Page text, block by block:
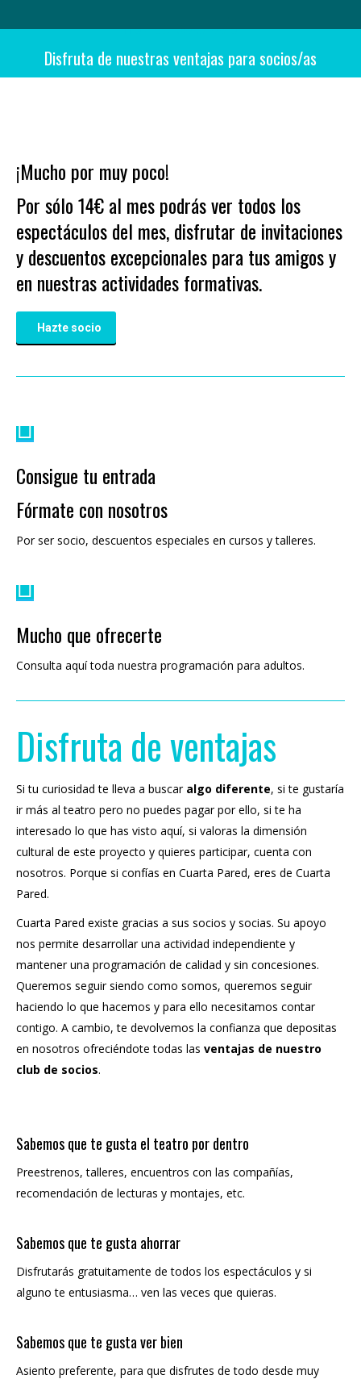
Hazte socio/a
Disfruta de nuestras ventajas para socios/as
¡Mucho por muy poco!
Por sólo 14€ al mes podrás ver todos los
espectáculos del mes, disfrutar de invitaciones
y descuentos excepcionales para tus amigos y
en nuestras actividades formativas.
Hazte socio
Consigue tu entrada
Fórmate con nosotros
Por ser socio, descuentos especiales en cursos y talleres.
Mucho que ofrecerte
Consulta aquí toda nuestra programación para adultos.
Disfruta de ventajas
Si tu curiosidad te lleva a buscar algo diferente, si te gustaría
ir más al teatro pero no puedes pagar por ello, si te ha
interesado lo que has visto aquí, si valoras la dimensión
cultural de este proyecto y quieres participar, cuenta con
nosotros. Porque si confías en Cuarta Pared, eres de Cuarta
Pared.
Cuarta Pared existe gracias a sus socios y socias. Su apoyo
nos permite desarrollar una actividad independiente y
mantener una programación de calidad y sin concesiones.
Queremos seguir siendo como somos, queremos seguir
haciendo lo que hacemos y para ello necesitamos contar
contigo. A cambio, te devolvemos la confianza que depositas
en nosotros ofreciéndote todas las ventajas de nuestro
club de socios.
Sabemos que te gusta el teatro por dentro
Preestrenos, talleres, encuentros con las compañías,
recomendación de lecturas y montajes, etc.
Sabemos que te gusta ahorrar
Disfrutarás gratuitamente de todos los espectáculos y si
alguno te entusiasma… ven las veces que quieras.
Sabemos que te gusta ver bien
Asiento preferente, para que disfrutes de todo desde muy